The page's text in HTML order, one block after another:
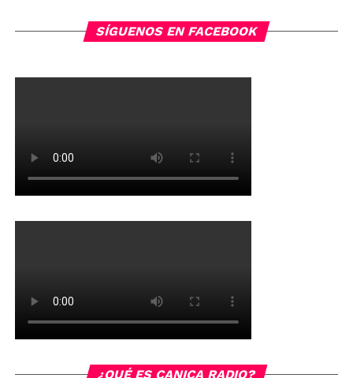
SÍGUENOS EN FACEBOOK
¿QUÉ ES CANICA RADIO?